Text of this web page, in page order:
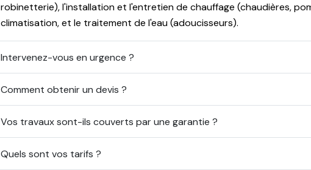
robinetterie), l'installation et l'entretien de chauffage (chaudières,
climatisation, et le traitement de l'eau (adoucisseurs).
Intervenez-vous en urgence ?
Comment obtenir un devis ?
Vos travaux sont-ils couverts par une garantie ?
Quels sont vos tarifs ?